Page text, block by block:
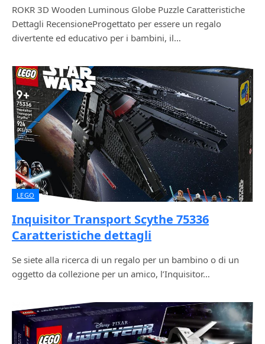
ROKR 3D Wooden Luminous Globe Puzzle Caratteristiche
Dettagli RecensioneProgettato per essere un regalo
divertente ed educativo per i bambini, il…
LEGO
Inquisitor Transport Scythe 75336
Caratteristiche dettagli
Se siete alla ricerca di un regalo per un bambino o di un
oggetto da collezione per un amico, l’Inquisitor…